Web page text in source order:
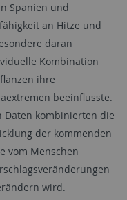
Spanien und
an Hitze und
daran
Kombination
ihre
beeinflusste.
Daten kombinierten die
der kommenden
vom Menschen
wird.